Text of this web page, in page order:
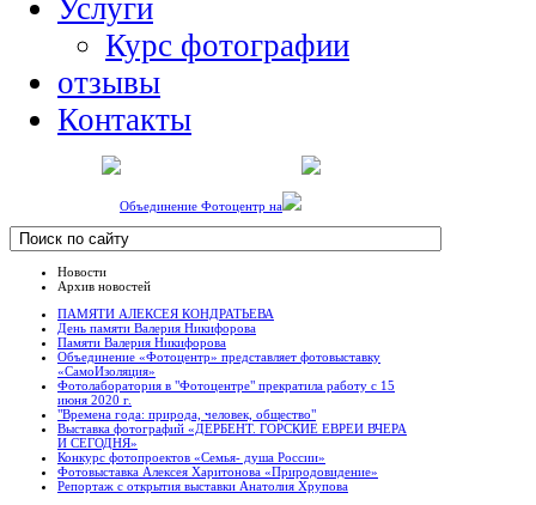
Услуги
Курс фотографии
отзывы
Контакты
Объединение Фотоцентр на
Новости
Архив новостей
ПАМЯТИ АЛЕКСЕЯ КОНДРАТЬЕВА
День памяти Валерия Никифорова
Памяти Валерия Никифорова
Объединение «Фотоцентр» представляет фотовыставку
«СамоИзоляция»
Фотолаборатория в "Фотоцентре" прекратила работу с 15
июня 2020 г.
"Времена года: природа, человек, общество"
Выставка фотографий «ДЕРБЕНТ. ГОРСКИЕ ЕВРЕИ ВЧЕРА
И СЕГОДНЯ»
Конкурс фотопроектов «Семья- душа России»
Фотовыставка Алексея Харитонова «Природовидение»
Репортаж с открытия выставки Анатолия Хрупова